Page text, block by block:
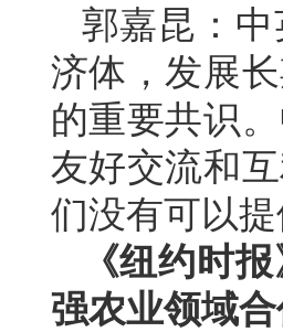
郭嘉昆：
济体，发展
的重要共识
友好交流和
们没有可以提
《纽约时
强农业领域